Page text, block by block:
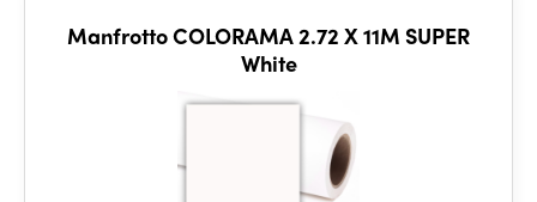
Manfrotto COLORAMA 2.72 X 11M SUPER
White